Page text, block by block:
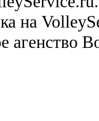
на
агенство